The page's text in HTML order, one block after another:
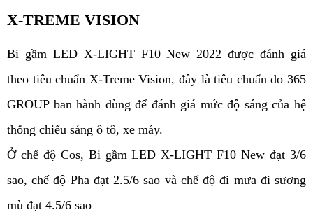
X-TREME VISION
Bi gầm LED X-LIGHT F10 New 2022 được đánh giá
theo tiêu chuẩn X-Treme Vision, đây là tiêu chuẩn do 365
GROUP ban hành dùng để đánh giá mức độ sáng của hệ
thống chiếu sáng ô tô, xe máy.
Ở chế độ Cos, Bi gầm LED X-LIGHT F10 New đạt 3/6
sao, chế độ Pha đạt 2.5/6 sao và chế độ đi mưa đi sương
mù đạt 4.5/6 sao